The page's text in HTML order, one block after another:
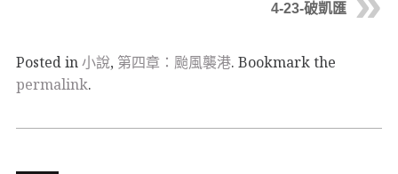
4-23-破凱匯
Posted in小說, 第四章：颱風襲港. Bookmark the
permalink.